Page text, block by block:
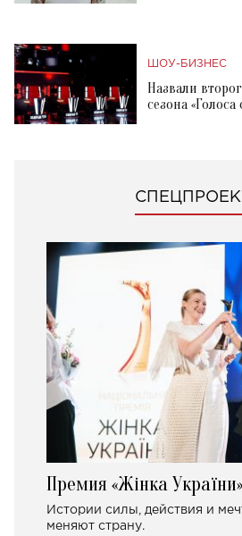
ШОУ-БИЗНЕС
Назвали
сезона «Голоса
Премия «Жінка України»
Истории силы, действия и
меняют страну.